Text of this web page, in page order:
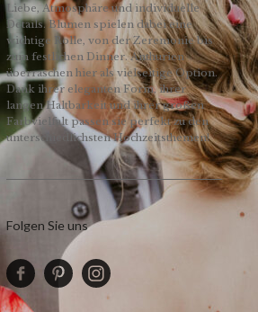
Liebe, Atmosphäre und individuelle
Details. Blumen spielen dabei eine
wichtige Rolle, von der Zeremonie bis
zum festlichen Dinner. Anthurien
überraschen hier als vielseitige Option.
Dank ihrer eleganten Form, ihrer
langen Haltbarkeit und ihrer großen
Farbvielfalt passen sie perfekt zu den
unterschiedlichsten Hochzeitsthemen!
Folgen Sie uns